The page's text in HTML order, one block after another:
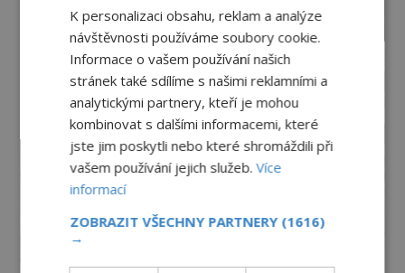
K personalizaci obsahu, reklam a analýze
návštěvnosti používáme soubory cookie.
Informace o vašem používání našich
stránek také sdílíme s našimi reklamními a
analytickými partnery, kteří je mohou
kombinovat s dalšími informacemi, které
jste jim poskytli nebo které shromáždili při
vašem používání jejich služeb.Více
informací
ZOBRAZIT VŠECHNY PARTNERY (1616)
→